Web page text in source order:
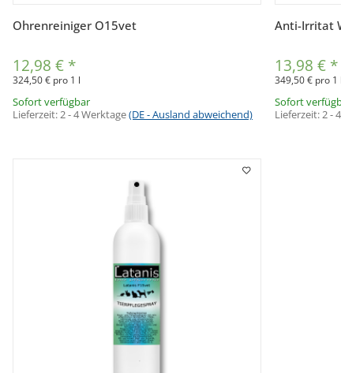
Vorschau
Ohrenreiniger O15vet
12,98 € *
324,50 € pro 1 l
Sofort verfügbar
Lieferzeit:2 - 4 Werktage(DE - Ausland abweichend)
Anti-Irritat
13,98 € *
349,50 € pro 1 l
Sofort
Lieferzeit:2 -